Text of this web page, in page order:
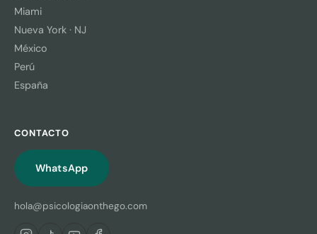
Miami
Nueva York · NJ
México
Perú
España
CONTACTO
WhatsApp
hola@psicologiaonthego.com